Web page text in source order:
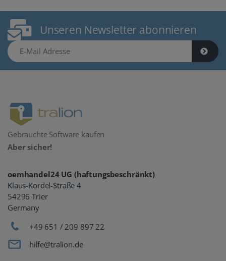
Unseren Newsletter abonnieren
E-Mail Adresse
Gebrauchte Software kaufen
Aber sicher!
oemhandel24 UG (haftungsbeschränkt)
Klaus-Kordel-Straße 4
54296 Trier
Germany
+49 651 / 209 897 22
hilfe@tralion.de